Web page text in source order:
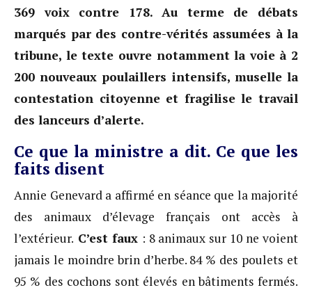
369 voix contre 178. Au terme de débats
marqués par des contre-vérités assumées à la
tribune, le texte ouvre notamment la voie à 2
200 nouveaux poulaillers intensifs, muselle la
contestation citoyenne et fragilise le travail
des lanceurs d’alerte.
Ce que la ministre a dit. Ce que les
faits disent
Annie Genevard a affirmé en séance que la majorité
des animaux d’élevage français ont accès à
l’extérieur. C’est faux : 8 animaux sur 10 ne voient
jamais le moindre brin d’herbe. 84 % des poulets et
95 % des cochons sont élevés en bâtiments fermés.